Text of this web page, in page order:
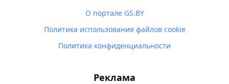
О портале GS.BY
Политика использования файлов cookie
Политика конфиденциальности
Реклама